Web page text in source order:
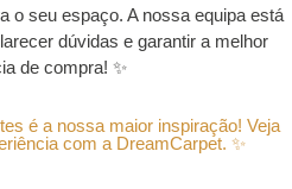
o seu espaço. A nossa equipa está
dúvidas e garantir a melhor
de compra! ✨
é a nossa maior inspiração! Veja
com a DreamCarpet. ✨